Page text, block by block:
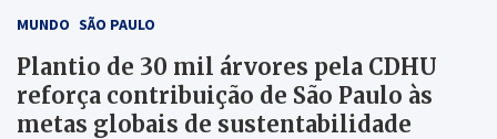
MUNDO SÃO PAULO
Plantio de 30 mil árvores pela CDHU
reforça contribuição de São Paulo às
metas globais de sustentabilidade